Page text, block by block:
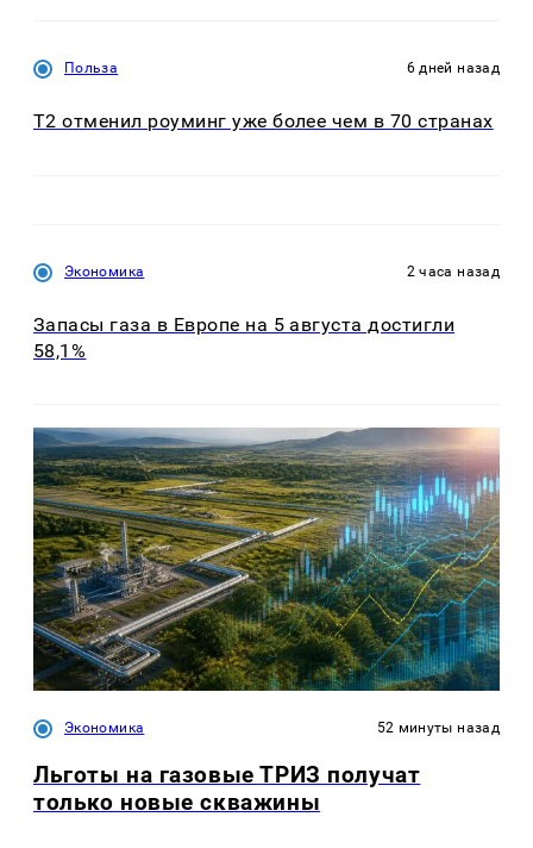
Польза 6 дней назад
Т2 отменил роуминг уже более чем в 70 странах
Экономика 2 часа назад
Запасы газа в Европе на 5 августа достигли
58,1%
Экономика 52 минуты назад
Льготы на газовые ТРИЗ получат
только новые скважины